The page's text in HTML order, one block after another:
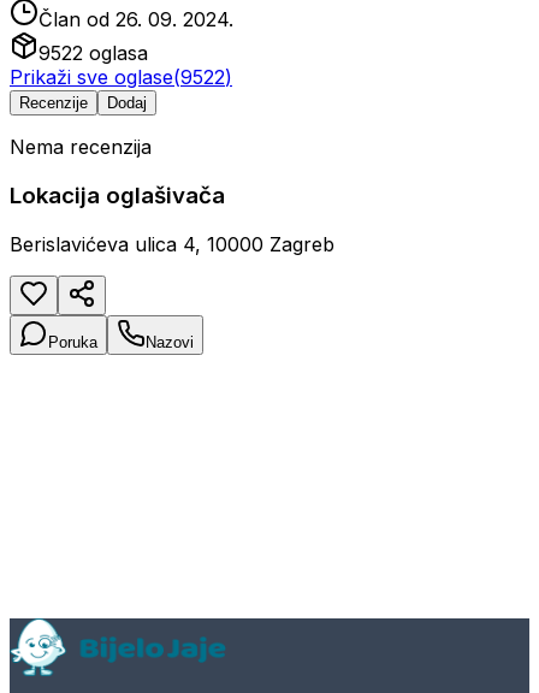
Član od 26. 09. 2024.
9522 oglasa
Prikaži sve oglase(9522)
Recenzije Dodaj
Nema recenzija
Lokacija oglašivača
Berislavićeva ulica 4, 10000 Zagreb
Poruka Nazovi